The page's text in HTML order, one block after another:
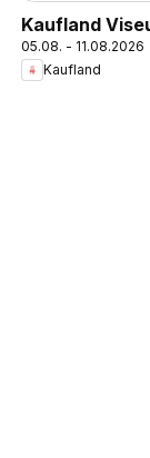
Kaufland
05.08. - 11.08.2026
Kaufland